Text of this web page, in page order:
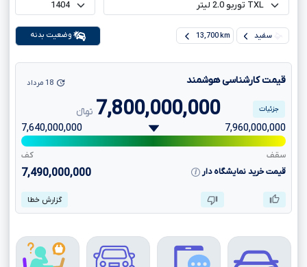
سفید 13,700 km وضعیت بدنه
قیمت کارشناسی هوشمند
7,800,000,000 تومانءءء
18 مرداد
جزئیات
7,960,000,000
7,640,000,000
سقف
کف
قیمت خرید نمایشگاه دار
7,490,000,000
گزارش خطا